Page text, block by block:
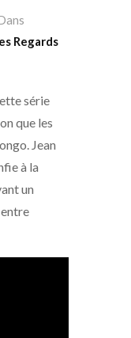
Regards
série
que les
Jean
à la
un